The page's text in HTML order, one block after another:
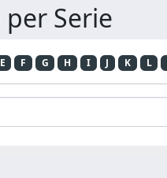
Serie
E F G H I J K L